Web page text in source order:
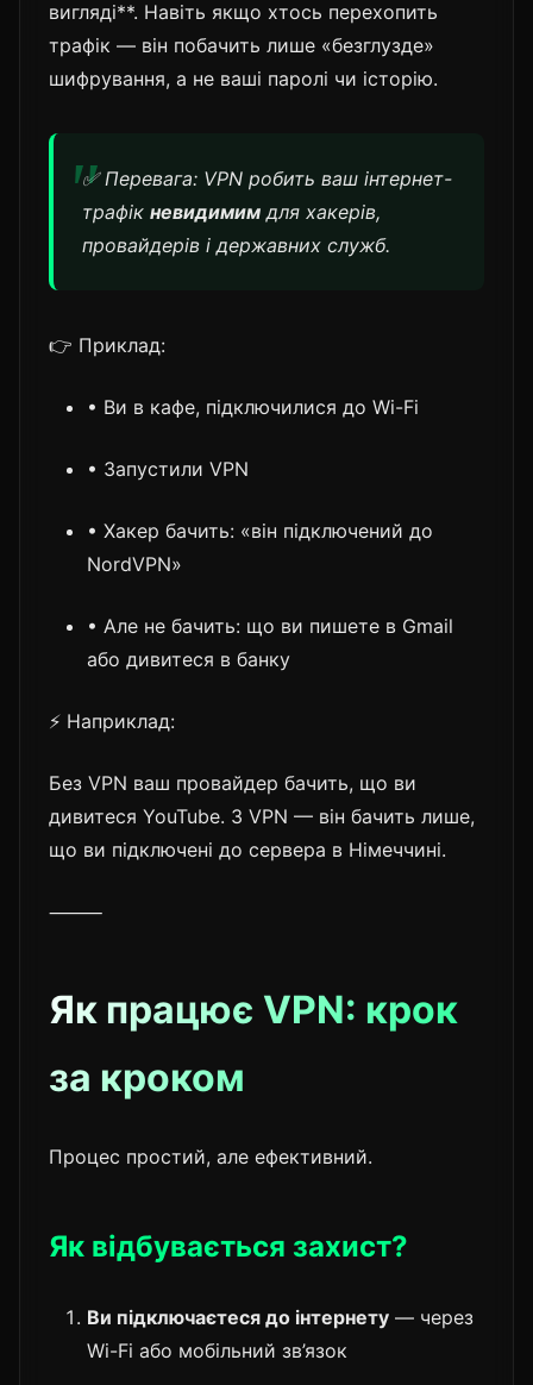
вигляді**. Навіть якщо хтось перехопить
трафік — він побачить лише «безглузде»
шифрування, а не ваші паролі чи історію.
✅ Перевага: VPN робить ваш інтернет-
трафік невидимим для хакерів,
провайдерів і державних служб.
👉 Приклад:
• Ви в кафе, підключилися до Wi-Fi
• Запустили VPN
• Хакер бачить: «він підключений до
NordVPN»
• Але не бачить: що ви пишете в Gmail
або дивитеся в банку
⚡ Наприклад:
Без VPN ваш провайдер бачить, що ви
дивитеся YouTube. З VPN — він бачить лише,
що ви підключені до сервера в Німеччині.
⸻
Як працює VPN: крок
за кроком
Процес простий, але ефективний.
Як відбувається захист?
Ви підключаєтеся до інтернету — через
Wi-Fi або мобільний зв’язок